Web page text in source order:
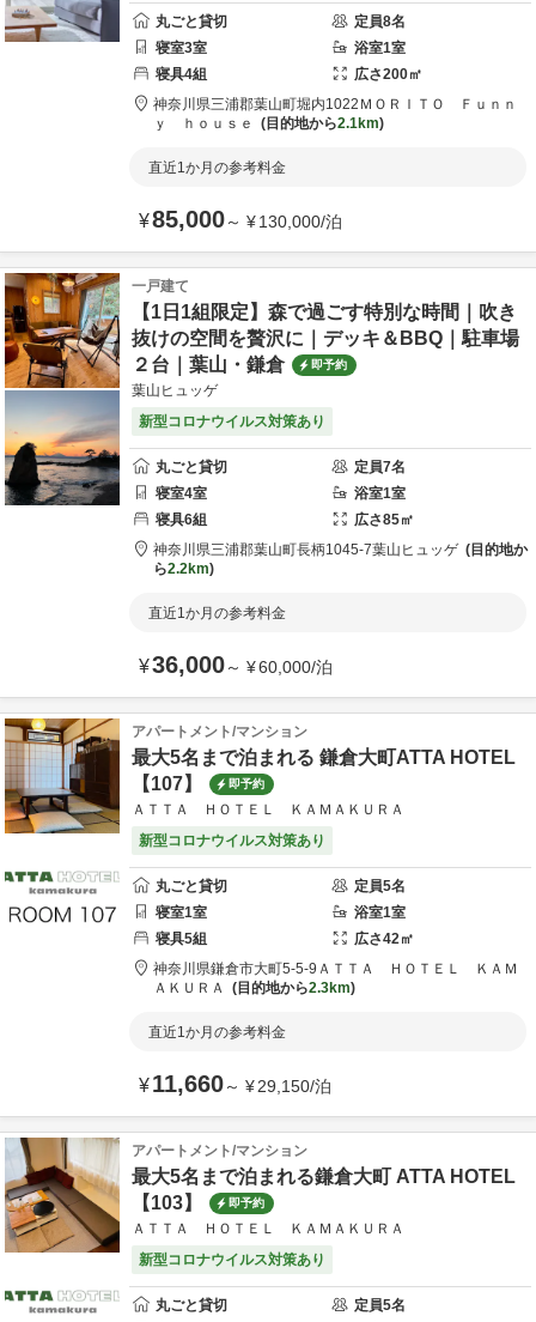
丸ごと貸切 定員8名
寝室3室 浴室1室
寝具4組 広さ200㎡
神奈川県三浦郡葉山町堀内1022 ＭＯＲＩＴＯ Ｆｕｎｎ
ｙ ｈｏｕｓｅ
目的地から2.1km
直近1か月の参考料金
¥85,000～ ¥130,000/泊
一戸建て
【1日1組限定】森で過ごす特別な時間｜吹き
抜けの空間を贅沢に｜デッキ＆BBQ｜駐車場
２台｜葉山・鎌倉
即予約
葉山ヒュッゲ
新型コロナウイルス対策あり
丸ごと貸切 定員7名
寝室4室 浴室1室
寝具6組 広さ85㎡
神奈川県三浦郡葉山町長柄1045-7葉山ヒュッゲ
目的地か
ら2.2km
直近1か月の参考料金
¥36,000～ ¥60,000/泊
アパートメント/マンション
最大5名まで泊まれる 鎌倉大町ATTA HOTEL
【107】
即予約
ＡＴＴＡ ＨＯＴＥＬ ＫＡＭＡＫＵＲＡ
新型コロナウイルス対策あり
丸ごと貸切 定員5名
寝室1室 浴室1室
寝具5組 広さ42㎡
神奈川県鎌倉市大町5-5-9 ＡＴＴＡ ＨＯＴＥＬ ＫＡＭ
ＡＫＵＲＡ
目的地から2.3km
直近1か月の参考料金
¥11,660～ ¥29,150/泊
アパートメント/マンション
最大5名まで泊まれる鎌倉大町 ATTA HOTEL
【103】
即予約
ＡＴＴＡ ＨＯＴＥＬ ＫＡＭＡＫＵＲＡ
新型コロナウイルス対策あり
丸ごと貸切 定員5名